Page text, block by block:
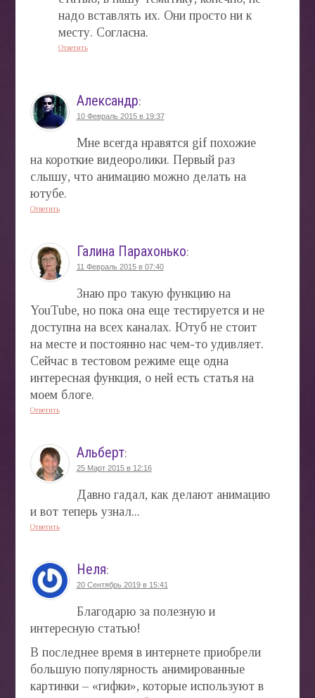
надо вставлять их. Они просто ни к
месту. Согласна.
Ответить
Александр:
10 Февраль 2015 в 19:37
Мне всегда нравятся gif похожие
на короткие видеоролики. Первый раз
слышу, что анимацию можно делать на
ютубе.
Ответить
Галина Парахонько:
11 Февраль 2015 в 07:40
Знаю про такую функцию на
YouTube, но пока она еще тестируется и не
доступна на всех каналах. Ютуб не стоит
на месте и постоянно нас чем-то удивляет.
Сейчас в тестовом режиме еще одна
интересная функция, о ней есть статья на
моем блоге.
Ответить
Альберт:
25 Март 2015 в 12:16
Давно гадал, как делают анимацию
и вот теперь узнал...
Ответить
Неля:
20 Сентябрь 2019 в 15:41
Благодарю за полезную и
интересную статью!
В последнее время в интернете приобрели
большую популярность анимированные
картинки – «гифки», которые используют в